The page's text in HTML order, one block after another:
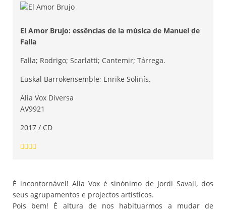
El Amor Brujo: essências de la música de Manuel de
Falla
Falla; Rodrigo; Scarlatti; Cantemir; Tárrega.
Euskal Barrokensemble; Enrike Solinís.
Alia Vox Diversa
AV9921
2017 / CD
É incontornável! Alia Vox é sinónimo de Jordi Savall, dos
seus agrupamentos e projectos artísticos.
Pois bem! É altura de nos habituarmos a mudar de